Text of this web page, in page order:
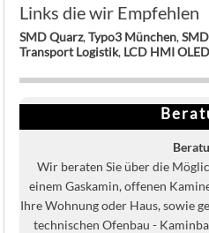
Offenes Feuer
Links die wir Empfehlen
SMD Quarz,Typo3 München,
Transport Logistik, LCD HMI
Wir beraten Sie über die
einem Gaskamin, offenen
Ihre Wohnung oder Haus, sowie
technischen Ofenbau -